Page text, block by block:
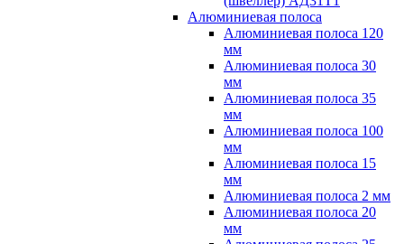
Алюминиевая полоса
Алюминиевая полоса 120
мм
Алюминиевая полоса 30
мм
Алюминиевая полоса 35
мм
Алюминиевая полоса 100
мм
Алюминиевая полоса 15
мм
Алюминиевая полоса 2 мм
Алюминиевая полоса 20
мм